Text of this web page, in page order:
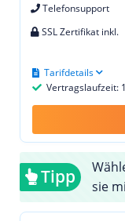
Telefonsupport
SSL Zertifikat inkl.
Vertragslaufzeit:
Tarifdetails
Tipp
sie